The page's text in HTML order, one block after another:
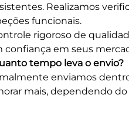
Realizamos
funcionais.
rigoroso de
confiança em seus
tempo leva o envio?
enviamos
mais, dependendo